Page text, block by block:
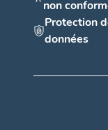
non
Protection
données